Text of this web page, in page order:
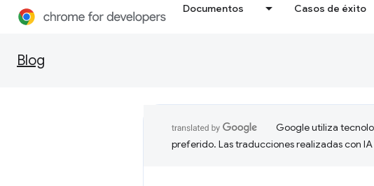
Documentos Casos de éxito
Blog
Google utiliza
preferido. Las traducciones realizadas con